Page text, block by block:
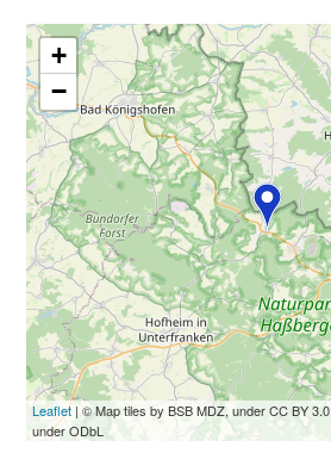
+
−
Leaflet| © Map tiles by BSB MDZ, under CC BY
under ODbL